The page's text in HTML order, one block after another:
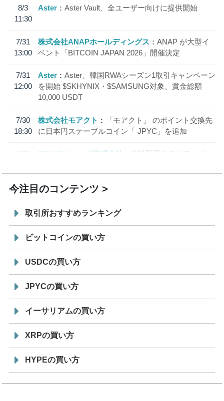
8/3
11:30
Aster Aster Vault、全ユーザー向けに提供開始
7/31
13:00
株式会社ANAPホールディングス
ANAP が大型イ
ベント「BITCOIN JAPAN 2026」開催決定
7/31
12:00
Aster
Aster、韓国RWAシーズン1取引キャンペーン
を開始 $SKHYNIX・$SAMSUNG対象、賞金総額
10,000 USDT
7/30
18:30
株式会社モアクト
「モアクト」 のポイント交換先
に日本円ステーブルコイン「 JPYC」を追加
7/29
SBI VCトレード株式会社
信託型円建てステーブル
今注目のコンテンツ
取引所おすすめランキング
ビットコインの買い方
USDCの買い方
JPYCの買い方
イーサリアムの買い方
XRPの買い方
HYPEの買い方